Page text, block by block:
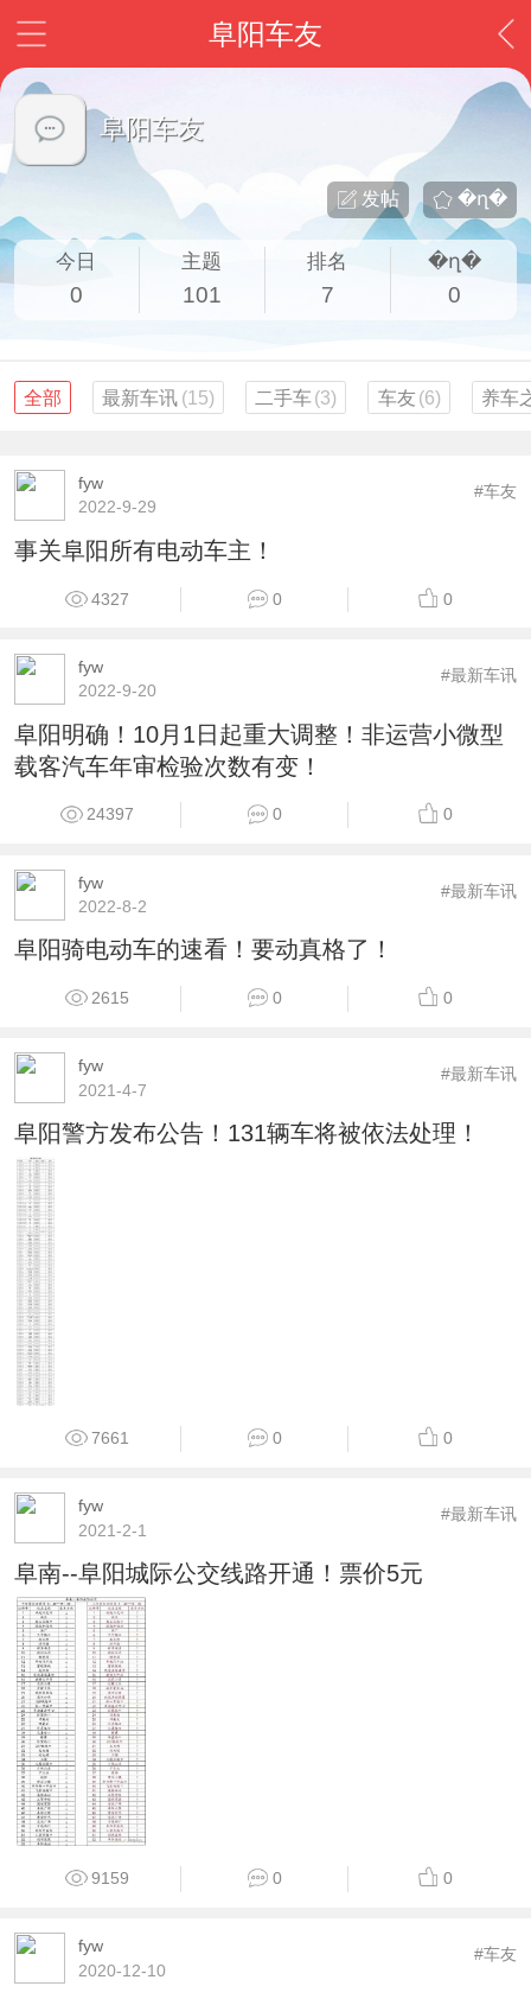
阜阳车友
阜阳车友
�ղ�
发帖
今日
0
主题
101
排名
7
�ղ�
0
全部 最新车讯 (15) 二手车(3) 车友 (6) 养车
fyw
2022-9-29
#车友
事关阜阳所有电动车主！
4327 0 0
fyw
2022-9-20
#最新车讯
阜阳明确！10月1日起重大调整！非运营小微型
载客汽车年审检验次数有变！
24397 0 0
fyw
2022-8-2
#最新车讯
阜阳骑电动车的速看！要动真格了！
2615 0 0
fyw
2021-4-7
#最新车讯
阜阳警方发布公告！131辆车将被依法处理！
7661 0 0
fyw
2021-2-1
#最新车讯
阜南--阜阳城际公交线路开通！票价5元
9159 0 0
fyw
2020-12-10
#车友